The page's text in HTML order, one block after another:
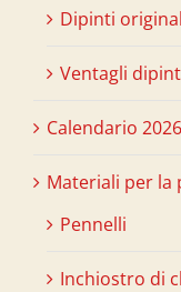
Dipinti
Ventagli
Calendario 2026
Materiali per la
Pennelli
Inchiostro di